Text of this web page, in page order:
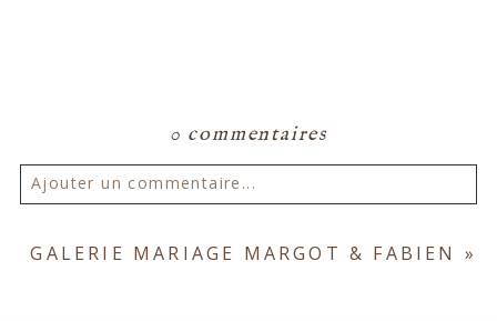
0 commentaires
Ajouter un commentaire...
Votre email ne sera jamais publié ou partagé.
GALERIE MARIAGE MARGOT & FABIEN »